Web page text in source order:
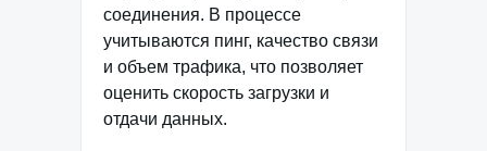
соединения. В процессе
учитываются пинг, качество связи
и объем трафика, что позволяет
оценить скорость загрузки и
отдачи данных.